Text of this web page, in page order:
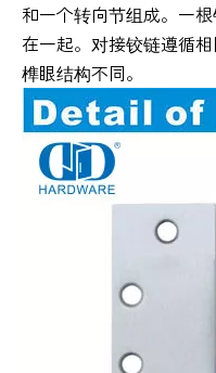
和一个转向节组成。一
在一起。对接铰链遵循
榫眼结构不同。